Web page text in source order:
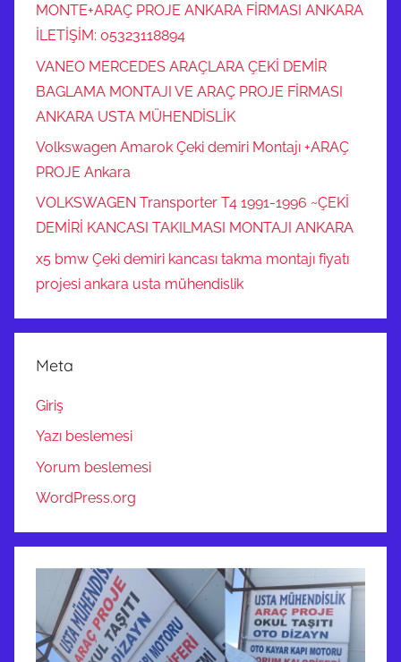
MONTE+ARAÇ PROJE ANKARA FİRMASI ANKARA
İLETİŞİM: 05323118894
VANEO MERCEDES ARAÇLARA ÇEKİ DEMİR
BAGLAMA MONTAJI VE ARAÇ PROJE FİRMASI
ANKARA USTA MÜHENDİSLİK
Volkswagen Amarok Çeki demiri Montajı +ARAÇ
PROJE Ankara
VOLKSWAGEN Transporter T4 1991-1996 ~ÇEKİ
DEMİRİ KANCASI TAKILMASI MONTAJI ANKARA
x5 bmw Çeki demiri kancası takma montajı fiyatı
projesi ankara usta mühendislik
Meta
Giriş
Yazı beslemesi
Yorum beslemesi
WordPress.org